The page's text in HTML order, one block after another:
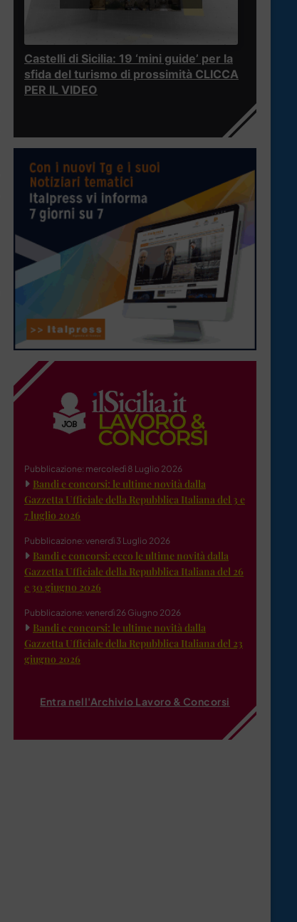
Castelli di Sicilia: 19 ‘mini guide’ per la
sfida del turismo di prossimità CLICCA
PER IL VIDEO
Pubblicazione: mercoledì 8 Luglio 2026
Bandi e concorsi: le ultime novità dalla
Gazzetta Ufficiale della Repubblica Italiana del 3 e
7 luglio 2026
Pubblicazione: venerdì 3 Luglio 2026
Bandi e concorsi: ecco le ultime novità dalla
Gazzetta Ufficiale della Repubblica Italiana del 26
e 30 giugno 2026
Pubblicazione: venerdì 26 Giugno 2026
Bandi e concorsi: le ultime novità dalla
Gazzetta Ufficiale della Repubblica Italiana del 23
giugno 2026
Entra nell'Archivio Lavoro & Concorsi